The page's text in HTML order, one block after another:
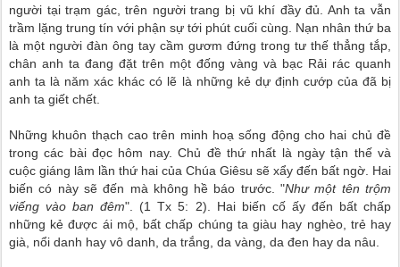
người tại trạm gác, trên người trang bị vũ khí đầy đủ. Anh ta vẫn
trầm lặng trung tín với phận sự tới phút cuối cùng. Nạn nhân thứ ba
là một người đàn ông tay cầm gươm đứng trong tư thế thẳng tắp,
chân anh ta đang đặt trên một đống vàng và bạc Rải rác quanh
anh ta là năm xác khác có lẽ là những kẻ dự định cướp của đã bị
anh ta giết chết.
Những khuôn thạch cao trên minh hoạ sống động cho hai chủ đề
trong các bài đọc hôm nay. Chủ đề thứ nhất là ngày tận thế và
cuộc giáng lâm lần thứ hai của Chúa Giêsu sẽ xẩy đến bất ngờ. Hai
biến có này sẽ đến mà không hề báo trước. "Như một tên trộm
viếng vào ban đêm". (1 Tx 5: 2). Hai biến cố ấy đến bất chấp
những kẻ được ái mộ, bất chấp chúng ta giàu hay nghèo, trẻ hay
già, nổi danh hay vô danh, da trắng, da vàng, da đen hay da nâu.